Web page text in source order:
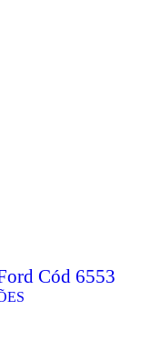
Cód 6553